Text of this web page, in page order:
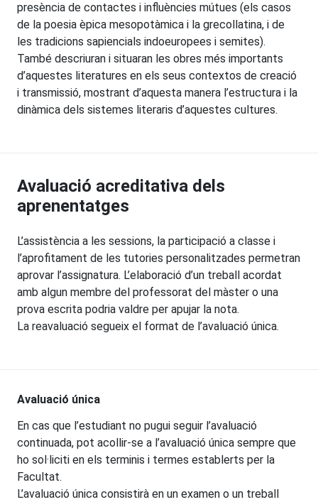
presència de contactes i influències mútues (els casos
de la poesia èpica mesopotàmica i la grecollatina, i de
les tradicions sapiencials indoeuropees i semites).
També descriuran i situaran les obres més importants
d’aquestes literatures en els seus contextos de creació
i transmissió, mostrant d’aquesta manera l’estructura i la
dinàmica dels sistemes literaris d’aquestes cultures.
Avaluació acreditativa dels
aprenentatges
L’assistència a les sessions, la participació a classe i
l’aprofitament de les tutories personalitzades permetran
aprovar l’assignatura. L’elaboració d’un treball acordat
amb algun membre del professorat del màster o una
prova escrita podria valdre per apujar la nota.
La reavaluació segueix el format de l’avaluació única.
Avaluació única
En cas que l’estudiant no pugui seguir l’avaluació
continuada, pot acollir-se a l’avaluació única sempre que
ho sol·liciti en els terminis i termes establerts per la
Facultat.
L’avaluació única consistirà en un examen o un treball